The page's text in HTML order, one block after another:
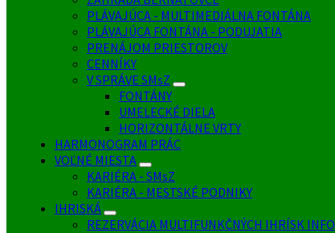
PLÁVAJÚCA - MULTIMEDIÁLNA FONTÁNA
PLÁVAJÚCA FONTÁNA - PODUJATIA
PRENÁJOM PRIESTOROV
CENNÍKY
V SPRÁVE SMsZ
FONTÁNY
UMELECKÉ DIELA
HORIZONTÁLNE VRTY
HARMONOGRAM PRÁC
VOĽNÉ MIESTA
KARIÉRA - SMsZ
KARIÉRA - MESTSKÉ PODNIKY
IHRISKÁ
REZERVÁCIA MULTIFUNKČNÝCH IHRÍSK INFO